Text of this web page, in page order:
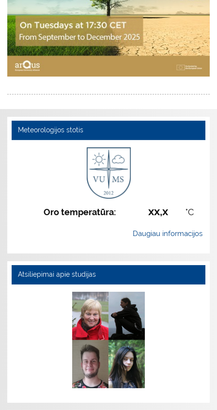
Meteorologijos stotis
Oro temperatūra: xx,x °C
Daugiau informacijos
Atsiliepimai apie studijas